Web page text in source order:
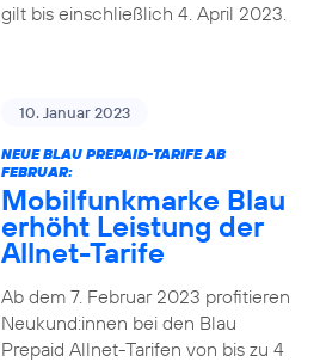
gilt bis einschließlich 4. April 2023.
10. Januar 2023
NEUE BLAU PREPAID-TARIFE AB
FEBRUAR:
Mobilfunkmarke Blau
erhöht Leistung der
Allnet-Tarife
Ab dem 7. Februar 2023 profitieren
Neukund:innen bei den Blau
Prepaid Allnet-Tarifen von bis zu 4